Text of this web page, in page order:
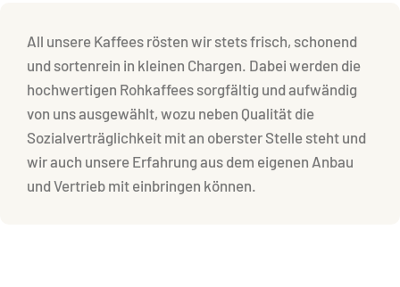
All unsere Kaffees rösten wir stets frisch, schonend
und sortenrein in kleinen Chargen. Dabei werden die
hochwertigen Rohkaffees sorgfältig und aufwändig
von uns ausgewählt, wozu neben Qualität die
Sozialverträglichkeit mit an oberster Stelle steht und
wir auch unsere Erfahrung aus dem eigenen Anbau
und Vertrieb mit einbringen können.